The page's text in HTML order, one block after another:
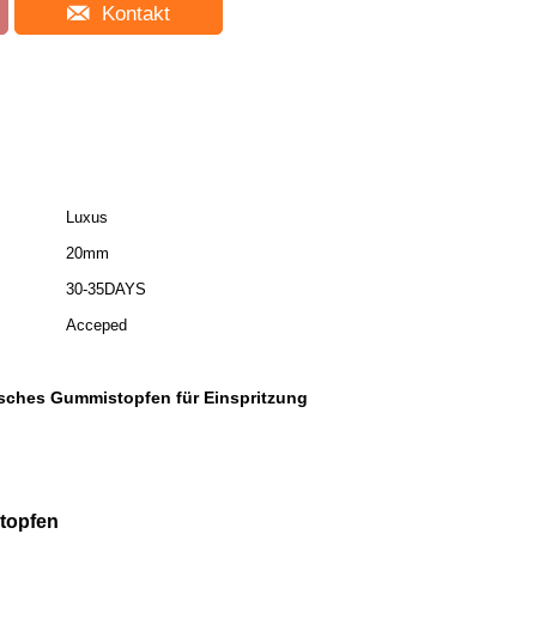
Kontakt
Luxus
20mm
30-35DAYS
Acceped
Gummistopfen für Einspritzung